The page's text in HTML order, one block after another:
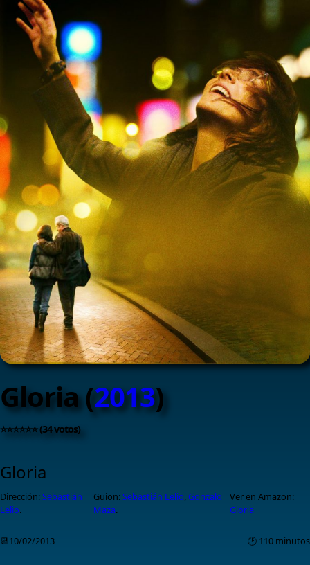
Gloria (2013)
⭐⭐⭐⭐⭐⭐ (34 votos)
Gloria
Dirección:Sebastián
Lelio.
Guion:Sebastián Lelio,Gonzalo
Maza.
Ver en Amazon:
Gloria
📆10/02/2013 🕑 110 minutos